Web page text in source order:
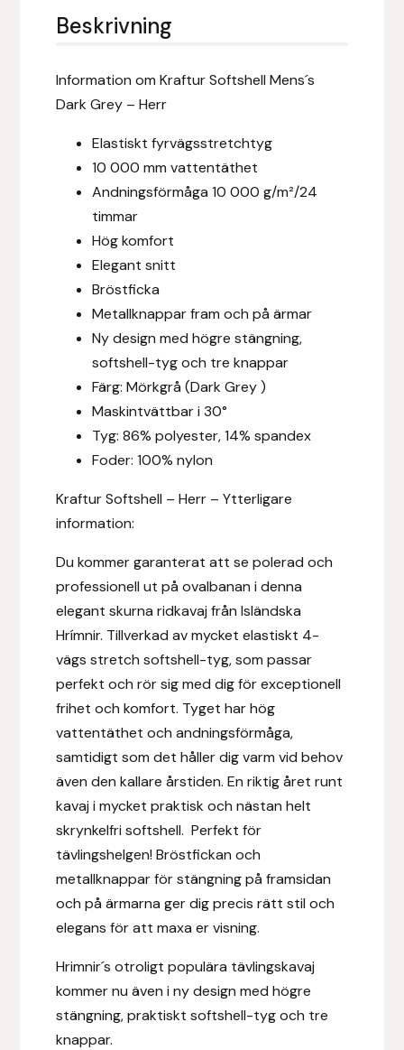
Beskrivning
Information om Kraftur Softshell Mens´s
Dark Grey – Herr
Elastiskt fyrvägsstretchtyg
10 000 mm vattentäthet
Andningsförmåga 10 000 g/m²/24
timmar
Hög komfort
Elegant snitt
Bröstficka
Metallknappar fram och på ärmar
Ny design med högre stängning,
softshell-tyg och tre knappar
Färg: Mörkgrå (Dark Grey )
Maskintvättbar i 30°
Tyg: 86% polyester, 14% spandex
Foder: 100% nylon
Kraftur Softshell – Herr – Ytterligare
information:
Du kommer garanterat att se polerad och
professionell ut på ovalbanan i denna
elegant skurna ridkavaj från Isländska
Hrímnir. Tillverkad av mycket elastiskt 4-
vägs stretch softshell-tyg, som passar
perfekt och rör sig med dig för exceptionell
frihet och komfort. Tyget har hög
vattentäthet och andningsförmåga,
samtidigt som det håller dig varm vid behov
även den kallare årstiden. En riktig året runt
kavaj i mycket praktisk och nästan helt
skrynkelfri softshell. Perfekt för
tävlingshelgen! Bröstfickan och
metallknappar för stängning på framsidan
och på ärmarna ger dig precis rätt stil och
elegans för att maxa er visning.
Hrimnir´s otroligt populära tävlingskavaj
kommer nu även i ny design med högre
stängning, praktiskt softshell-tyg och tre
knappar.
EQUES
EQUES | KINGSLAND
Equipage
Eric LeTixerant
Eyjólfur Ísólfsson
Fákur Rideudstyr
Furminator
G Boots
Globus Sport
Gysinge
Hansbo Sport
Hesta Gallery
Horse Guard
HRÍMNIR
Iceland Pet